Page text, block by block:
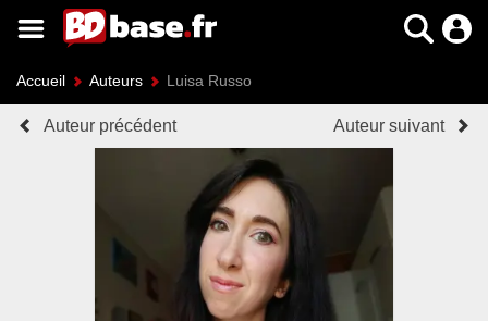
Accueil Auteurs Luisa Russo
Auteur précédent Auteur suivant